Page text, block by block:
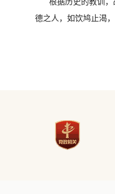
根据历史的教训
德之人，如饮鸠止渴